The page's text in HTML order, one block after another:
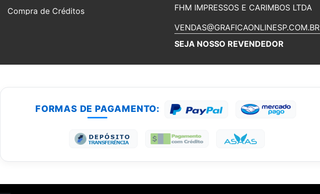
Compra de Créditos
REVENDA DE FOLHETOS
CARTÃO DE VISITA PARA REVENDA EM
PASTAS PERSONALIZADAS PARA
Fale Conosco
FHM IMPRESSOS E CARIMBOS LTDA
VENDAS@GRAFICAONLINESP.COM.BR
SEJA NOSSO REVENDEDOR
FORMAS DE PAGAMENTO: